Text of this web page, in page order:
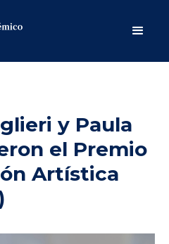
y Paula
el Premio
Artística